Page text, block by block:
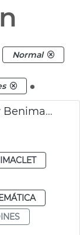
Normal
.
Plantación jardines Torrefiel y Benimaclet València